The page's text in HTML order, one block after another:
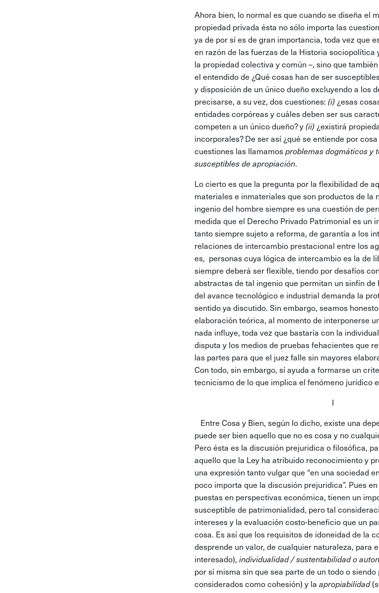
Ahora bien, lo normal es que cuando se diseña el
propiedad privada ésta no sólo importa las
ya de por sí es de gran importancia, toda vez que
en razón de las fuerzas de la Historia
la propiedad colectiva y común –, sino que
el entendido de ¿Qué cosas han de ser
y disposición de un único dueño excluyendo a los
precisarse, a su vez, dos cuestiones: (i)¿esas
entidades corpóreas y cuáles deben ser sus
competen a un único dueño? y(ii)¿existirá
incorporales? De ser así ¿qué se entiende por
cuestiones las llamamosproblemas dogmáticos y
susceptibles de apropiación.
Lo cierto es que la pregunta por la flexibilidad de
materiales e inmateriales que son productos de la
ingenio del hombre siempre es una cuestión de
medida que el Derecho Privado Patrimonial es un
tanto siempre sujeto a reforma, de garantía a los
relaciones de intercambio prestacional entre los
es, personas cuya lógica de intercambio es la de
siempre deberá ser flexible, tiendo por desafíos
abstractas de tal ingenio que permitan un sinfín
del avance tecnológico e industrial demanda la
sentido ya discutido. Sin embargo, seamos
elaboración teórica, al momento de interponerse
nada influye, toda vez que bastaría con la
disputa y los medios de pruebas fehacientes que
las partes para que el juez falle sin mayores
Con todo, sin embargo, sí ayuda a formarse un
tecnicismo de lo que implica el fenómeno jurídico
I
Entre Cosa y Bien, según lo dicho, existe una
puede ser bien aquello que no es cosa y no
Pero ésta es la discusión prejuridica o filosófica,
aquello que la Ley ha atribuido reconocimiento y
una expresión tanto vulgar que “en una sociedad
poco importa que la discusión prejuridica”. Pues
puestas en perspectivas económica, tienen un
susceptible de patrimonialidad, pero tal
intereses y la evaluación costo-beneficio que un
cosa. Es así que los requisitos de idoneidad de la
desprende un valor, de cualquier naturaleza, para
interesado), individualidad / sustentabilidad o
por sí misma sin que sea parte de un todo o
considerados como cohesión) y la apropiabilidad